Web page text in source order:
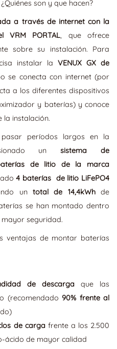
a través de internet con la
VRM PORTAL, que ofrece
sobre su instalación. Para
instalar la VENUX GX de
se conecta con internet (por
a los diferentes dispositivos
y baterías) y conoce
la instalación.
períodos largos en la
unsistema de
de litio de la marca
4 baterías de litio LiFePO4
un total de 14,4kWhde
se han montado dentro
seguridad.
ventajas de montar baterías
de descarga que las
(recomendado 90% frente al
de cargafrente a los 2.500
ácido de mayor calidad